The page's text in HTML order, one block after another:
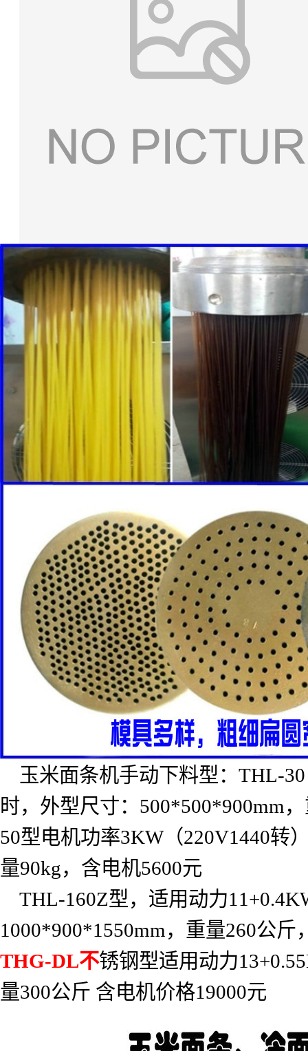
玉米面条机手动下料型： THL-30
时，外型尺寸： 500*500*900mm
50型电机功率3KW（220V1440转
量90kg，含电机5600元
THL-160Z型，适用动力
1000*900*1550mm ，重量260公斤
THG-DL不锈钢型适用动力
量300公斤 含电机价格19000元